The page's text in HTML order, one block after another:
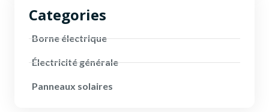
Categories
Borne électrique
Électricité générale
Panneaux solaires